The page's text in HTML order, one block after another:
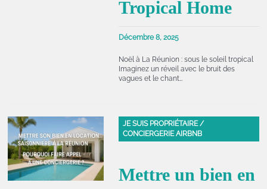
Tropical Home
Décembre 8, 2025
Noël à La Réunion : sous le soleil tropical
Imaginez un réveil avec le bruit des
vagues et le chant…
JE SUIS PROPRIÉTAIRE /
CONCIERGERIE AIRBNB
Mettre un bien en